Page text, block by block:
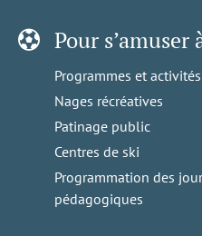
Pour
Programmes et activités
Nages récréatives
Patinage public
Centres de ski
Programmation des
pédagogiques